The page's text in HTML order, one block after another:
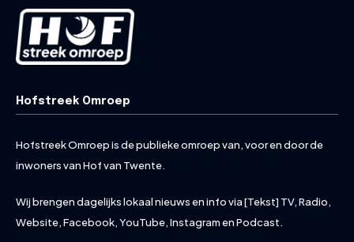
Hofstreek Omroep
Hofstreek Omroep is de publieke omroep van, voor en door de
inwoners van Hof van Twente.
Wij brengen dagelijks lokaal nieuws en info via [Tekst] TV, Radio,
Website, Facebook, YouTube, Instagram en Podcast.